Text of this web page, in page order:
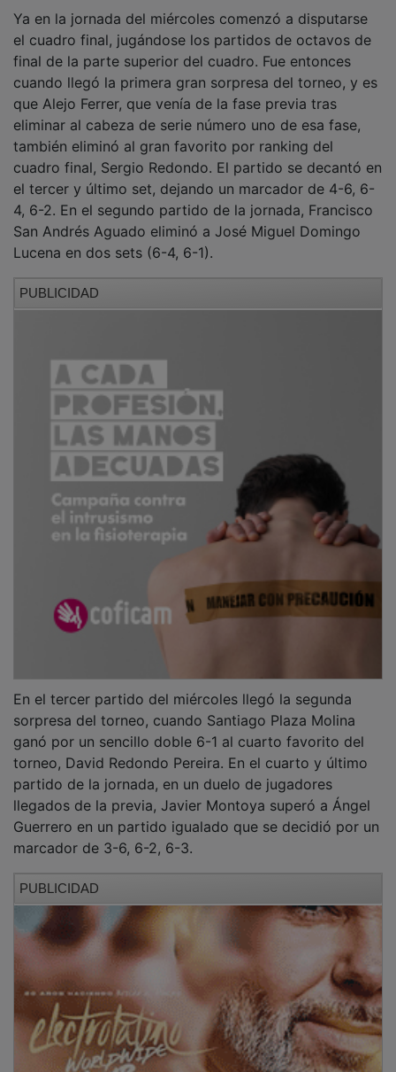
el cuadro final, jugándose los partidos de octavos de
final de la parte superior del cuadro. Fue entonces
cuando llegó la primera gran sorpresa del torneo, y es
que Alejo Ferrer, que venía de la fase previa tras
eliminar al cabeza de serie número uno de esa fase,
también eliminó al gran favorito por ranking del
cuadro final, Sergio Redondo. El partido se decantó en
el tercer y último set, dejando un marcador de 4-6, 6-
4, 6-2. En el segundo partido de la jornada, Francisco
San Andrés Aguado eliminó a José Miguel Domingo
Lucena en dos sets (6-4, 6-1).
sorpresa del torneo, cuando Santiago Plaza Molina
ganó por un sencillo doble 6-1 al cuarto favorito del
torneo, David Redondo Pereira. En el cuarto y último
partido de la jornada, en un duelo de jugadores
llegados de la previa, Javier Montoya superó a Ángel
Guerrero en un partido igualado que se decidió por un
marcador de 3-6, 6-2, 6-3.